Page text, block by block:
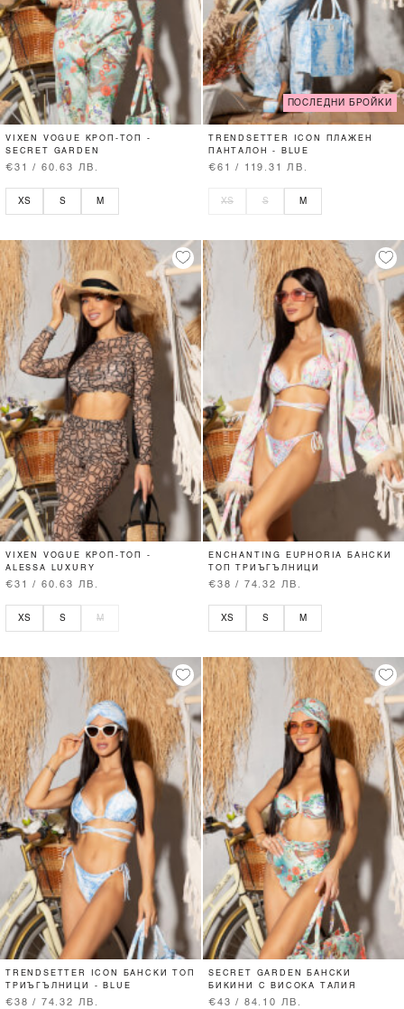
VIXEN VOGUE КРОП-ТОП -
SECRET GARDEN
€31 / 60.63 ЛВ.
XS S M
ПОСЛЕДНИ БРОЙКИ
TRENDSETTER ICON ПЛАЖЕН
ПАНТАЛОН - BLUE
€61 / 119.31 ЛВ.
XS S M
VIXEN VOGUE КРОП-ТОП -
ALESSA LUXURY
€31 / 60.63 ЛВ.
XS S M
ENCHANTING EUPHORIA БАНСКИ
ТОП ТРИЪГЪЛНИЦИ
€38 / 74.32 ЛВ.
XS S M
TRENDSETTER ICON БАНСКИ ТОП
ТРИЪГЪЛНИЦИ - BLUE
€38 / 74.32 ЛВ.
SECRET GARDEN БАНСКИ
БИКИНИ С ВИСОКА ТАЛИЯ
€43 / 84.10 ЛВ.